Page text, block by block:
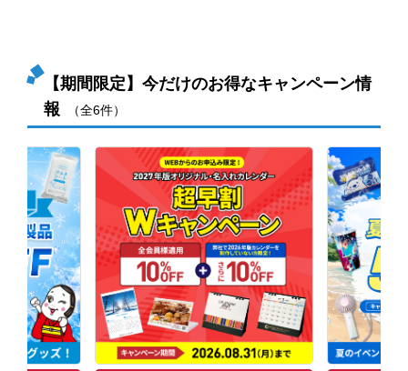
【期間限定】今だけのお得なキャンペーン情
報
（全6件）